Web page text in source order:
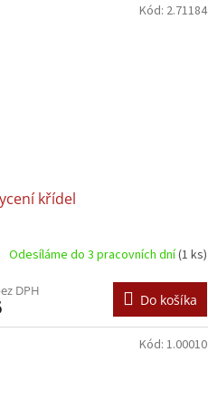
křídel
Odesíláme do 3 pracovních dní(1 ks)
DPH
Do košíka
Kód: 2.71184
Kód: 1.00010